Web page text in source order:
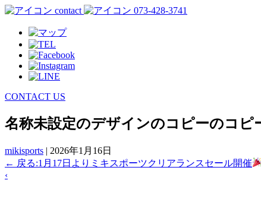
contact 073-428-3741
CONTACT US
名称未設定のデザインのコピーのコピ
mikisports | 2026年1月16日
← 戻る:1月17日よりミキスポーツクリアランスセール開催
‹